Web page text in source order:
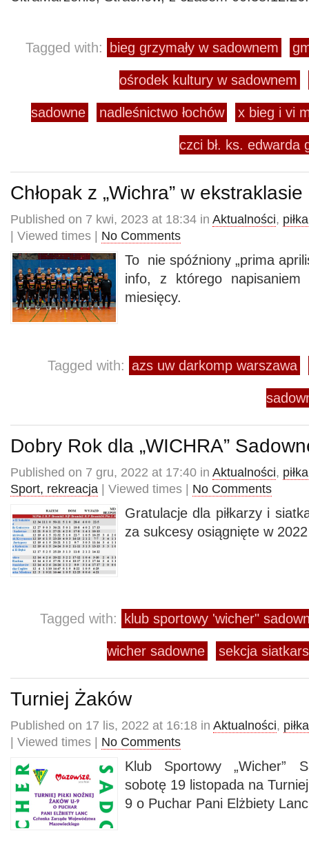
Tagged with: bieg grzymały w sadownem
ośrodek kultury w sadownem
sadowne nadleśnictwo łochów x bieg i vi
czci bł. ks. edwarda
Chłopak z „Wichra” w ekstraklasie
Published on 7 kwi, 2023 at 18:34 in Aktualności,
| Viewed times | No Comments
To nie spóźniony „prima
info, z którego napisaniem
miesięcy.
Tagged with: azs uw darkomp warszawa
Dobry Rok dla „WICHRA”
Published on 7 gru, 2022 at 17:40 in Aktualności,
Sport, rekreacja | Viewed times | No Comments
Gratulacje dla piłkarzy i
za sukcesy osiągnięte w
Tagged with: klub sportowy 'wicher"
wicher sadowne sekcja
Turniej Żaków
Published on 17 lis, 2022 at 16:18 in Aktualności,
| Viewed times | No Comments
Klub Sportowy „Wicher”
sobotę 19 listopada na
9 o Puchar Pani Elżbiety